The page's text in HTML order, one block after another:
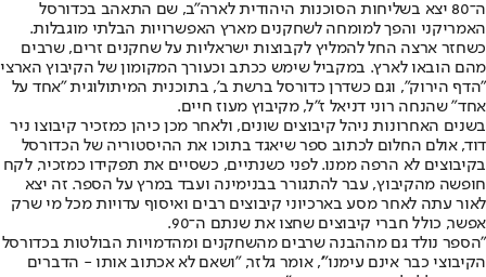
ה־80 יצא בשליחות הסוכנות היהודית לארה"ב, שם התאהב בכדורסל
האמריקני והפך למומחה לשחקנים מארץ האפשרויות הבלתי מוגבלות.
כשחזר ארצה החל להמליץ לקבוצות ישראליות על שחקנים זרים, שרבים
מהם הובאו לארץ. במקביל שימש ככתב וכעורך המקומון של הקיבוץ הארצי
"הדף הירוק", וגם כשדרן כדורסל ברשת ב', בתוכנית המיתולוגית "אחד על
אחד" שהנחה רוני דניאל ז"ל, מקיבוץ מעוז חיים.
בשנים האחרונות ניהל קיבוצים שונים, ולאחר מכן כיהן כמזכיר קיבוצו ניר
דוד, אולם החלום לכתוב ספר שיאגד בתוכו את ההיסטוריה של הכדורסל
בקיבוצים לא הרפה ממנו. לפני כשנתיים, כשסיים את תפקידו כמזכיר, לקח
חופשה מהקיבוץ, עבר להתגורר בבנימינה ועבד במרץ על הספר. זה יצא
לאור עתה לאחר מסע בארכיוני קיבוצים רבים ואיסוף עדויות מכל מי שרק
אפשר, כולל חברי קיבוצים שחצו את שנתם ה־90.
"הספר נולד גם מההבנה שרבים מהשחקנים ומהדמויות הבולטות בכדורסל
הקיבוצי כבר אינם עימנו"', אומר גלזר, "ושאם לא אכתוב אותו - הדברים